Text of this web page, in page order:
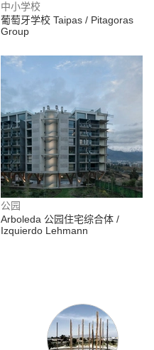
中小学校
葡萄牙学校 Taipas / Pitagoras
Group
公园
Arboleda 公园住宅综合体 /
Izquierdo Lehmann